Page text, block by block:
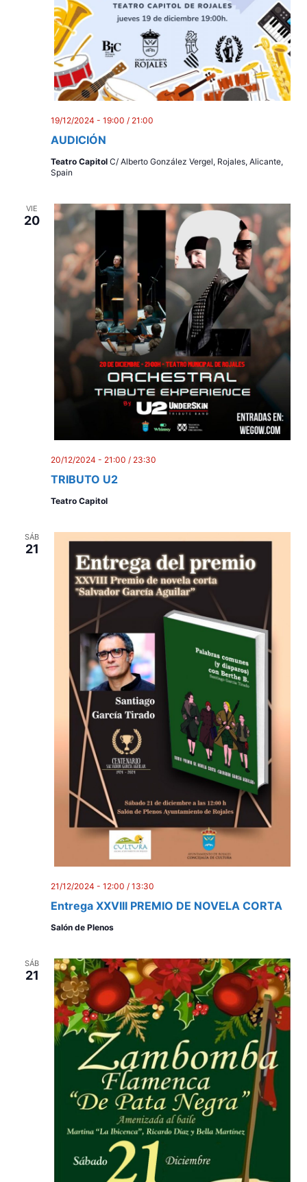
AUDICIÓN
19/12/2024 - 19:00 / 21:00
Teatro Capitol C/ Alberto González Vergel, Rojales, Alicante,
Spain
VIE
20
TRIBUTO U2
20/12/2024 - 21:00 / 23:30
Teatro Capitol
SÁB
21
Entrega XXVIII PREMIO DE NOVELA CORTA
21/12/2024 - 12:00 / 13:30
Salón de Plenos
SÁB
21